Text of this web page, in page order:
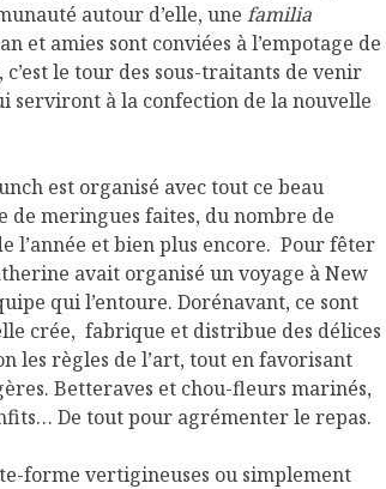
autour d’elle, une familia
et amies sont conviées à l’empotage de
le tour des sous-traitants de venir
à la confection de la nouvelle
est organisé avec tout ce beau
meringues faites, du nombre de
l’année et bien plus encore. Pour fêter
avait organisé un voyage à New
qui l’entoure. Dorénavant, ce sont
crée, fabrique et distribue des délices
les règles de l’art, tout en favorisant
Betteraves et chou-fleurs marinés,
De tout pour agrémenter le repas.
forme vertigineuses ou simplement